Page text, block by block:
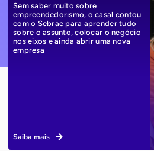
Sem saber muito sobre
empreendedorismo, o casal contou
com o Sebrae para aprender tudo
sobre o assunto, colocar o negócio
nos eixos e ainda abrir uma nova
empresa
Saiba mais